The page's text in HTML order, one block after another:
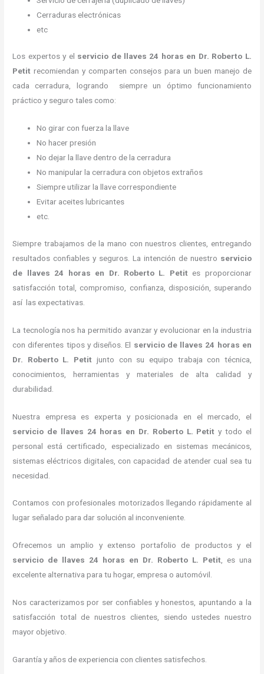
Cerraduras electrónicas
etc
Los expertos y el servicio de llaves 24 horas en Dr. Roberto L.
Petit recomiendan y comparten consejos para un buen manejo de
cada cerradura, logrando siempre un óptimo funcionamiento
práctico y seguro tales como:
No girar con fuerza la llave
No hacer presión
No dejar la llave dentro de la cerradura
No manipular la cerradura con objetos extraños
Siempre utilizar la llave correspondiente
Evitar aceites lubricantes
etc.
Siempre trabajamos de la mano con nuestros clientes, entregando
resultados confiables y seguros. La intención de nuestro servicio
de llaves 24 horas en Dr. Roberto L. Petit es proporcionar
satisfacción total, compromiso, confianza, disposición, superando
así las expectativas.
La tecnología nos ha permitido avanzar y evolucionar en la industria
con diferentes tipos y diseños. El servicio de llaves 24 horas en
Dr. Roberto L. Petit junto con su equipo trabaja con técnica,
conocimientos, herramientas y materiales de alta calidad y
durabilidad.
Nuestra empresa es experta y posicionada en el mercado, el
servicio de llaves 24 horas en Dr. Roberto L. Petit y todo el
personal está certificado, especializado en sistemas mecánicos,
sistemas eléctricos digitales, con capacidad de atender cual sea tu
necesidad.
Contamos con profesionales motorizados llegando rápidamente al
lugar señalado para dar solución al inconveniente.
Ofrecemos un amplio y extenso portafolio de productos y el
servicio de llaves 24 horas en Dr. Roberto L. Petit, es una
excelente alternativa para tu hogar, empresa o automóvil.
Nos caracterizamos por ser confiables y honestos, apuntando a la
satisfacción total de nuestros clientes, siendo ustedes nuestro
mayor objetivo.
Garantía y años de experiencia con clientes satisfechos.